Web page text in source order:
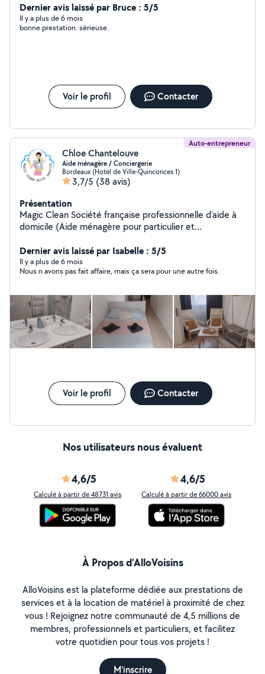
compagnie ( lapins, hamster, rat ,souris...) Mon
compagnon peut s'occuper de petits problèmes de
plomberie ou de bricolage. Tonte de pelouse Etc.
Dernier avis laissé par Bruce : 5/5
Il y a plus de 6 mois
bonne prestation. sérieuse.
Voir le profil Contacter
Auto-entrepreneur
Chloe Chantelouve
Aide ménagère / Conciergerie
Bordeaux (Hotel de Ville-Quinconces 1)
3,7/5 (38 avis)
Présentation
Magic Clean Société française professionnelle d'aide à
domicile (Aide ménagère pour particulier et
Conciergerie location saisonnière toute l'année (Airbnb,
LeBonCoin, Abritel, Booking ) -Bordeaux & sa périphérie
-Bassin d'Arcachon -Lacanau 7j/7
Dernier avis laissé par Isabelle : 5/5
Il y a plus de 6 mois
Nous n avons pas fait affaire, mais ça sera pour une autre fois.
Voir le profil Contacter
Nos utilisateurs nous évaluent
4,6/5
Calculé à partir de 48731 avis
4,6/5
Calculé à partir de 66000 avis
À Propos d’AlloVoisins
AlloVoisins est la plateforme dédiée aux prestations de
services et à la location de matériel à proximité de chez
vous ! Rejoignez notre communauté de 4,5 millions de
membres, professionnels et particuliers, et facilitez
votre quotidien pour tous vos projets !
M'inscrire